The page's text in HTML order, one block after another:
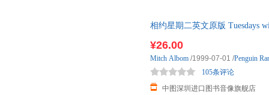
相约星期二英文原版 Tuesdays
¥26.00
中图深圳进口图书音像旗舰店
105条评论
Mitch Albom /1999-07-01 /Penguin